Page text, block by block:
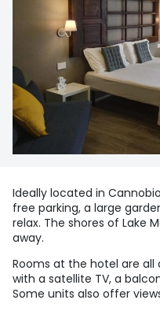
Ideally located in
free parking, a large
relax. The shores of Lake
away.
Rooms at the hotel are
with a satellite TV, a
Some units also offer